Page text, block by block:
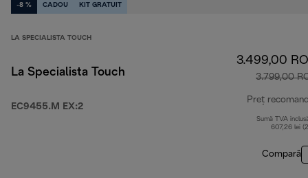
-8 % CADOU KIT GRATUIT
LA SPECIALISTA TOUCH
La Specialista Touch
EC9455.M EX:2
3.499,00
3.799,00
Preț
Sumă TVA
607,26 lei
Compară